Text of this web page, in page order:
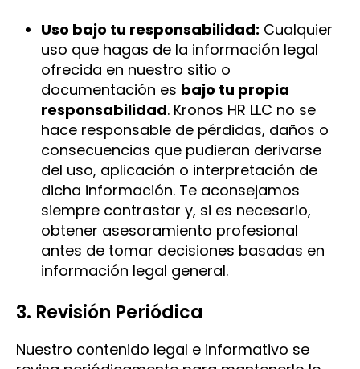
Uso bajo tu responsabilidad: Cualquier
uso que hagas de la información legal
ofrecida en nuestro sitio o
documentación es bajo tu propia
responsabilidad. Kronos HR LLC no se
hace responsable de pérdidas, daños o
consecuencias que pudieran derivarse
del uso, aplicación o interpretación de
dicha información. Te aconsejamos
siempre contrastar y, si es necesario,
obtener asesoramiento profesional
antes de tomar decisiones basadas en
información legal general.
3. Revisión Periódica
Nuestro contenido legal e informativo se